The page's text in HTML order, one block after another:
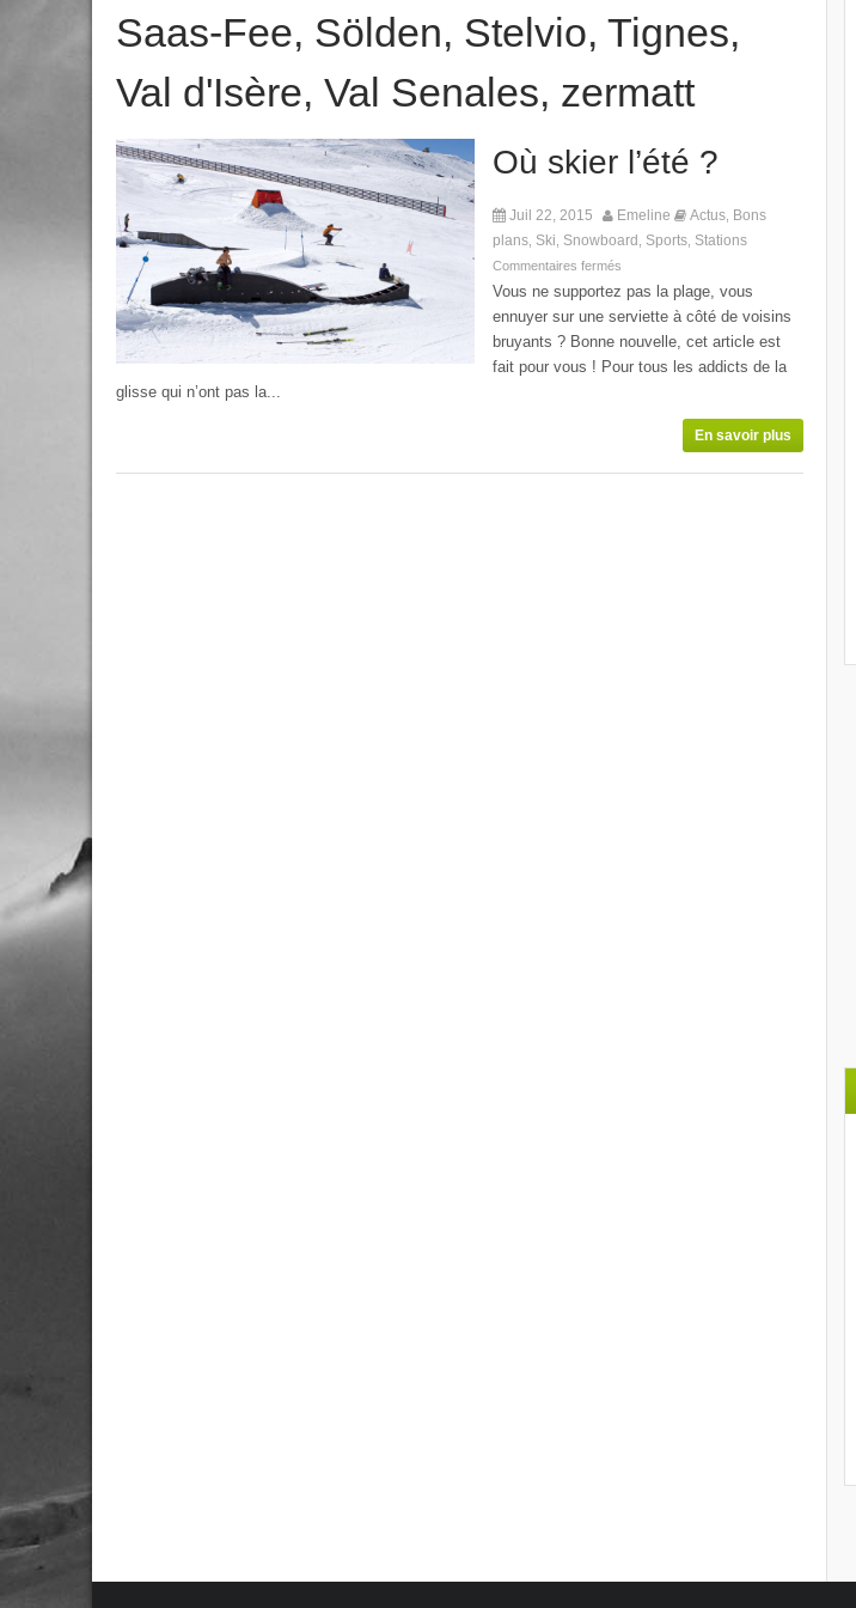
Saas-Fee, Sölden, Stelvio, Tignes,
Val d'Isère, Val Senales, zermatt
Où skier l’été ?
Juil 22, 2015 Emeline Actus Bons
plans Ski Snowboard Sports Stations
Commentaires fermés
Vous ne supportez pas la plage, vous
ennuyer sur une serviette à côté de voisins
bruyants ? Bonne nouvelle, cet article est
fait pour vous ! Pour tous les addicts de la
glisse qui n’ont pas la...
En savoir plus